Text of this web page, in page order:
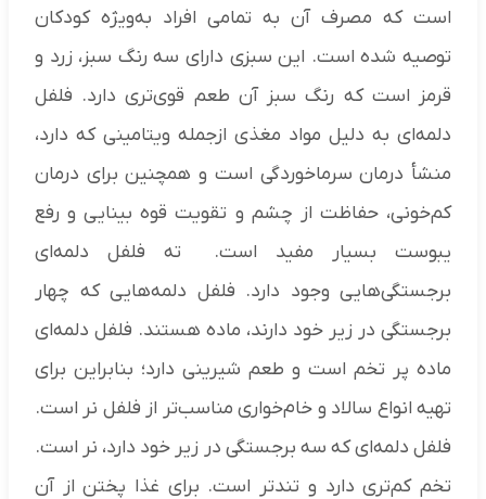
است که مصرف آن به تمامی افراد به‌ویژه کودکان
توصیه شده است. این سبزی دارای سه رنگ سبز، زرد و
قرمز است که رنگ سبز آن طعم قوی‌تری دارد. فلفل
دلمه‌ای به دلیل مواد مغذی ازجمله ویتامینی که دارد،
منشأ درمان سرماخوردگی است و همچنین برای درمان
کم‌خونی، حفاظت از چشم و تقویت قوه بینایی و رفع
یبوست بسیار مفید است. ته فلفل دلمه‌ای
برجستگی‌هایی وجود دارد. فلفل دلمه‌هایی که چهار
برجستگی در زیر خود دارند، ماده هستند. فلفل دلمه‌ای
ماده پر تخم است و طعم شیرینی دارد؛ بنابراین برای
تهیه انواع سالاد و خام‌خواری مناسب‌تر از فلفل نر است.
فلفل دلمه‌ای که سه برجستگی در زیر خود دارد، نر است.
تخم کم‌تری دارد و تندتر است. برای غذا پختن از آن